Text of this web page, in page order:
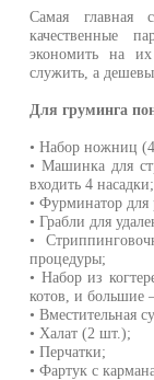
Самая главная
качественные
экономить на
служить, а
Для груминга
• Набор ножниц
• Машинка для
входить 4 насадки;
• Фурминатор для
• Грабли для
•
процедуры;
• Набор из
котов, и большие
• Вместительная
• Халат (2 шт.);
• Перчатки;
• Фартук с